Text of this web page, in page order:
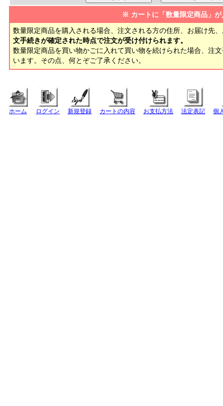
※ カートに「数量限定商品」
数量限定商品を購入される場合、注文される方の住所、お届け先
文手続きが確定された時点で注文が受け付けられます。
数量限定商品を買い物かごに入れて買い物を続けられた場合、注
います。その点、何とぞご了承ください。
ホーム ログイン 新規登録 カートの内容 お支払方法 法定表記 個